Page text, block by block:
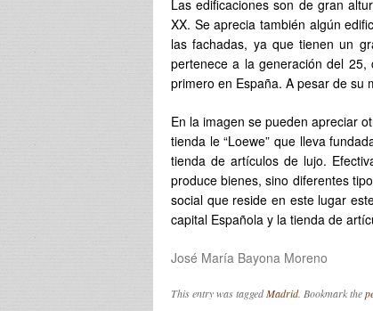
Las edificaciones son de gran
XX. Se aprecia también algún
las fachadas, ya que tienen un
pertenece a la generación del
primero en España. A pesar de su
En la imagen se pueden apreciar
tienda le “Loewe” que lleva
tienda de artículos de lujo.
produce bienes, sino diferentes
social que reside en este lugar
capital Española y la tienda de
José María Bayona Moreno
This entry was taggedMadrid. Bookmark the